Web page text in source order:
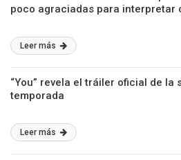
poco agraciadas para interpretar
Leer más
“You” revela el tráiler oficial de la
temporada
Leer más